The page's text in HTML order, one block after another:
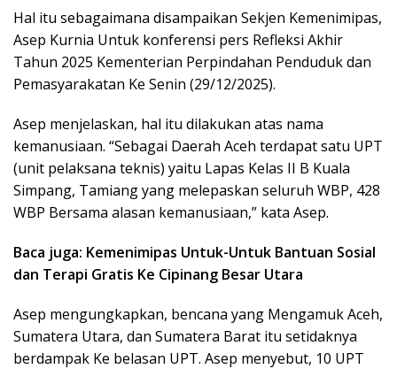
Hal itu sebagaimana disampaikan Sekjen Kemenimipas,
Asep Kurnia Untuk konferensi pers Refleksi Akhir
Tahun 2025 Kementerian Perpindahan Penduduk dan
Pemasyarakatan Ke Senin (29/12/2025).
Asep menjelaskan, hal itu dilakukan atas nama
kemanusiaan. “Sebagai Daerah Aceh terdapat satu UPT
(unit pelaksana teknis) yaitu Lapas Kelas II B Kuala
Simpang, Tamiang yang melepaskan seluruh WBP, 428
WBP Bersama alasan kemanusiaan,” kata Asep.
Baca juga: Kemenimipas Untuk-Untuk Bantuan Sosial
dan Terapi Gratis Ke Cipinang Besar Utara
Asep mengungkapkan, bencana yang Mengamuk Aceh,
Sumatera Utara, dan Sumatera Barat itu setidaknya
berdampak Ke belasan UPT. Asep menyebut, 10 UPT